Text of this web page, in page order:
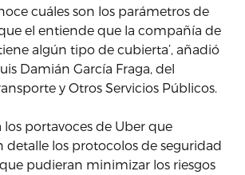
cuáles son los parámetros de
el entiende que la compañía de
algún tipo de cubierta’, añadió
Damián García Fraga, del
y Otros Servicios Públicos.
los portavoces de Uber que
los protocolos de seguridad
pudieran minimizar los riesgos